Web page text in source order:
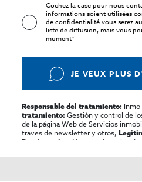
Cochez la case pour nous
informations soient utilisées
de confidentialitévous serez
liste de diffusion, mais vous
moment*
JE VEUX PLUS
Responsable del tratamiento:
tratamiento: Gestión y control de
de la página Web de Servicios
traves de newsletter y otros,
Destinatarios:
No se cederan los
rectificar y suprimir los datos,